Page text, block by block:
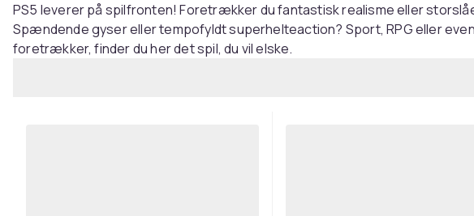
PS5 leverer på spilfronten! Foretrækker du fantastisk realisme eller
Spændende gyser eller tempofyldt superhelteaction? Sport, RPG eller
foretrækker, finder du her det spil, du vil elske.